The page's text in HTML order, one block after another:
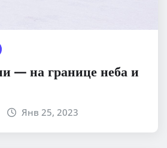
— на границе неба и
Янв 25, 2023